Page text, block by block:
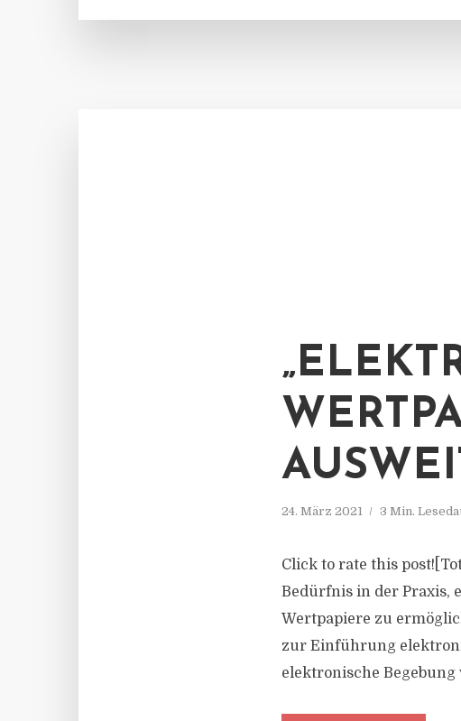
24. März 2021 3 Min.
Click to rate this
Bedürfnis in der Praxis,
Wertpapiere zu
zur Einführung
elektronische